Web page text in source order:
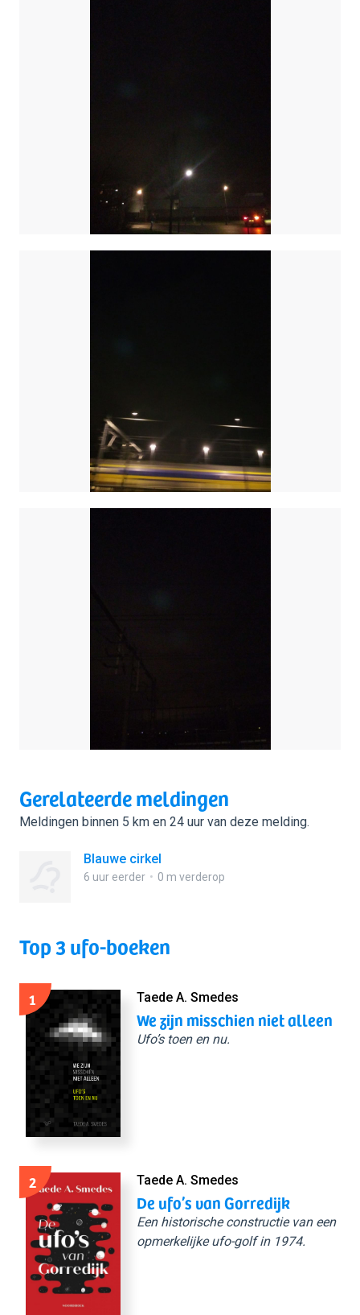
Gerelateerde meldingen
Meldingen binnen 5 km en 24 uur van deze melding.
Blauwe cirkel
6 uur eerder 0 m verderop
Top 3 ufo-boeken
1 Taede A. Smedes
We zijn misschien niet alleen
Ufo’s toen en nu.
2 Taede A. Smedes
De ufo’s van Gorredijk
Een historische constructie van een
opmerkelijke ufo-golf in 1974.